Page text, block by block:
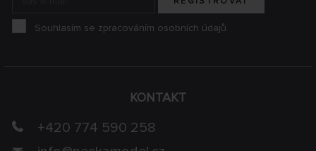
KONTAKT
+420 774 590 258
Souhlasím se zpracováním osobních údajů